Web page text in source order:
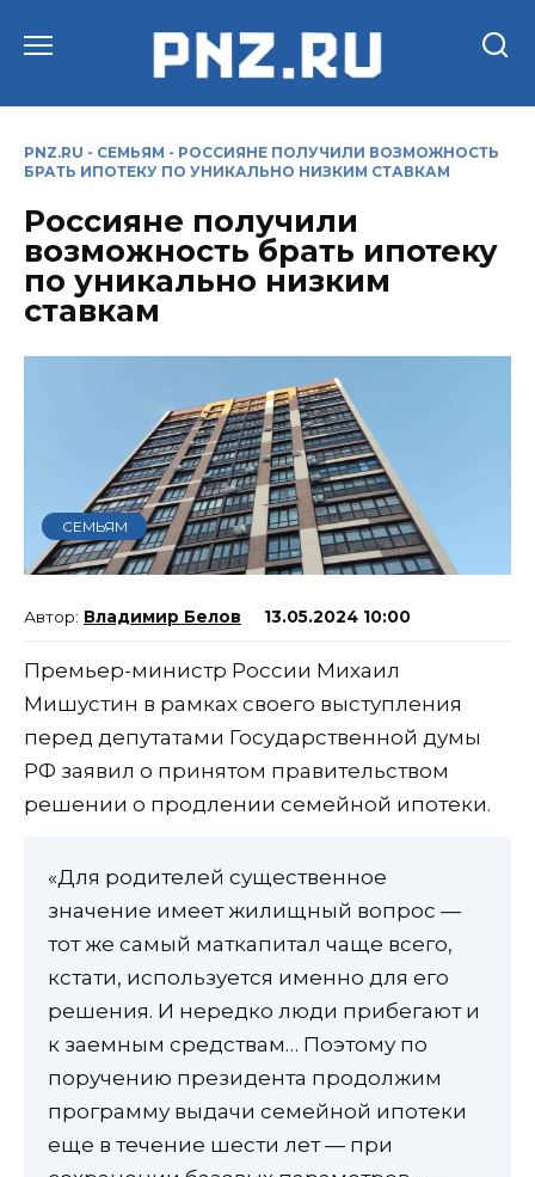
PNZ.RU - СЕМЬЯМ - РОССИЯНЕ ПОЛУЧИЛИ ВОЗМОЖНОСТЬ
БРАТЬ ИПОТЕКУ ПО УНИКАЛЬНО НИЗКИМ СТАВКАМ
Россияне получили
возможность брать ипотеку
по уникально низким
ставкам
СЕМЬЯМ
Владимир Белов 13.05.2024 10:00
Премьер-министр России Михаил
Мишустин в рамках своего выступления
перед депутатами Государственной думы
РФ заявил о принятом правительством
решении о продлении семейной ипотеки.
«Для родителей существенное
значение имеет жилищный вопрос —
тот же самый маткапитал чаще всего,
кстати, используется именно для его
решения. И нередко люди прибегают и
к заемным средствам… Поэтому по
поручению президента продолжим
программу выдачи семейной ипотеки
еще в течение шести лет — при